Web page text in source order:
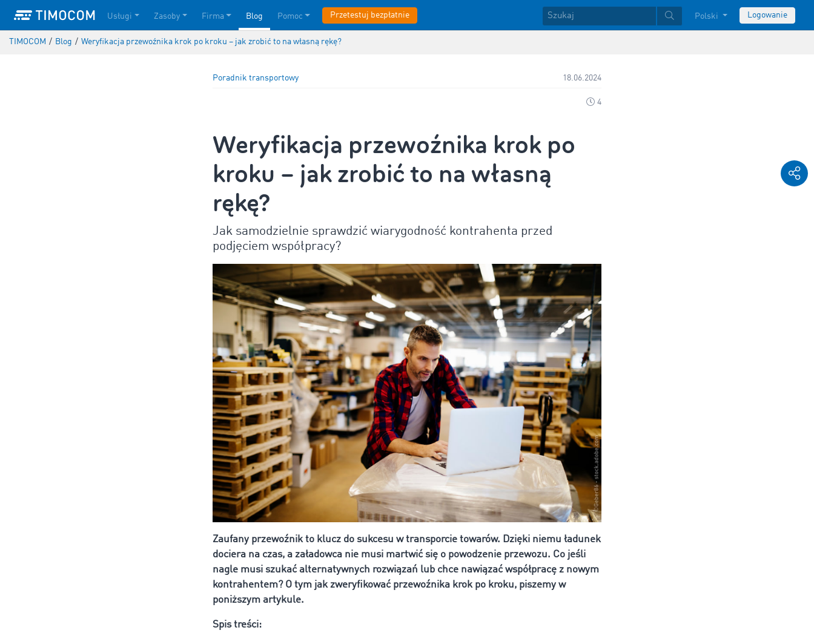
Usługi Zasoby Firma Blog Pomoc Przetestuj bezpłatnie Polski Logowanie
TIMOCOM / Blog / Weryfikacja przewoźnika krok po kroku – jak zrobić to na własną rękę?
Poradnik transportowy 18.06.2024
4
Weryfikacja przewoźnika krok po
kroku – jak zrobić to na własną
rękę?
Jak samodzielnie sprawdzić wiarygodność kontrahenta przed
podjęciem współpracy?
Zaufany przewoźnik to klucz do sukcesu w transporcie towarów. Dzięki niemu ładunek
dociera na czas, a załadowca nie musi martwić się o powodzenie przewozu. Co jeśli
nagle musi szukać alternatywnych rozwiązań lub chce nawiązać współpracę z nowym
kontrahentem? O tym jak zweryfikować przewoźnika krok po kroku, piszemy w
poniższym artykule.
Spis treści: